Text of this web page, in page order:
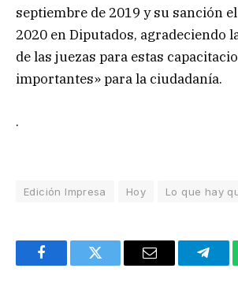
septiembre de 2019 y su sanción
2020 en Diputados, agradeciendo
de las juezas para estas
importantes» para la ciudadanía.
.
Edición Impresa Hoy Lo que hay
FacebookTwitter Email